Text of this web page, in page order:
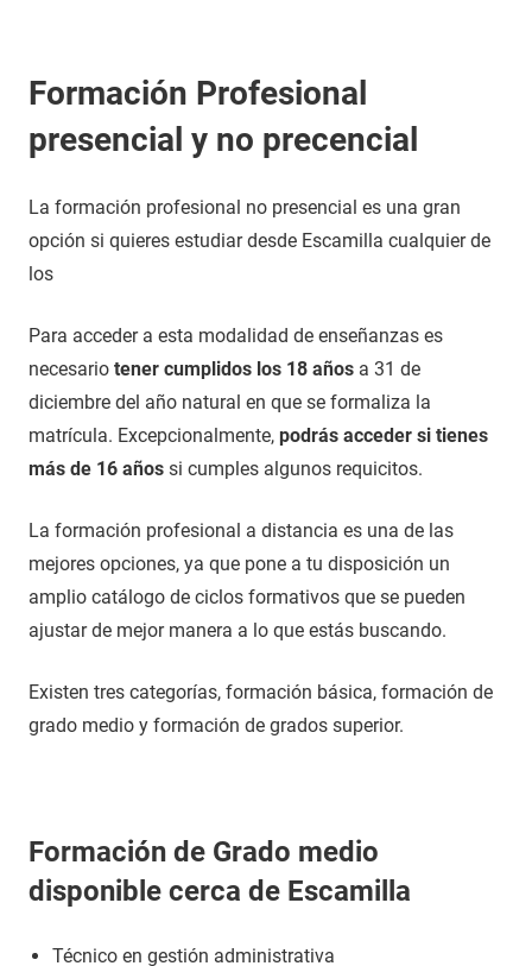
Formación Profesional
presencial y no precencial
La formación profesional no presencial es una gran
opción si quieres estudiar desde Escamilla cualquier de
los
Para acceder a esta modalidad de enseñanzas es
necesario tener cumplidos los 18 años a 31 de
diciembre del año natural en que se formaliza la
matrícula. Excepcionalmente, podrás acceder si tienes
más de 16 años si cumples algunos requicitos.
La formación profesional a distancia es una de las
mejores opciones, ya que pone a tu disposición un
amplio catálogo de ciclos formativos que se pueden
ajustar de mejor manera a lo que estás buscando.
Existen tres categorías, formación básica, formación de
grado medio y formación de grados superior.
Formación de Grado medio
disponible cerca de Escamilla
Técnico en gestión administrativa